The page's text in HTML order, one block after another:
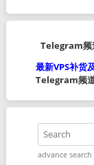
Telegram频
最新VPS补货
Telegram频
advance search